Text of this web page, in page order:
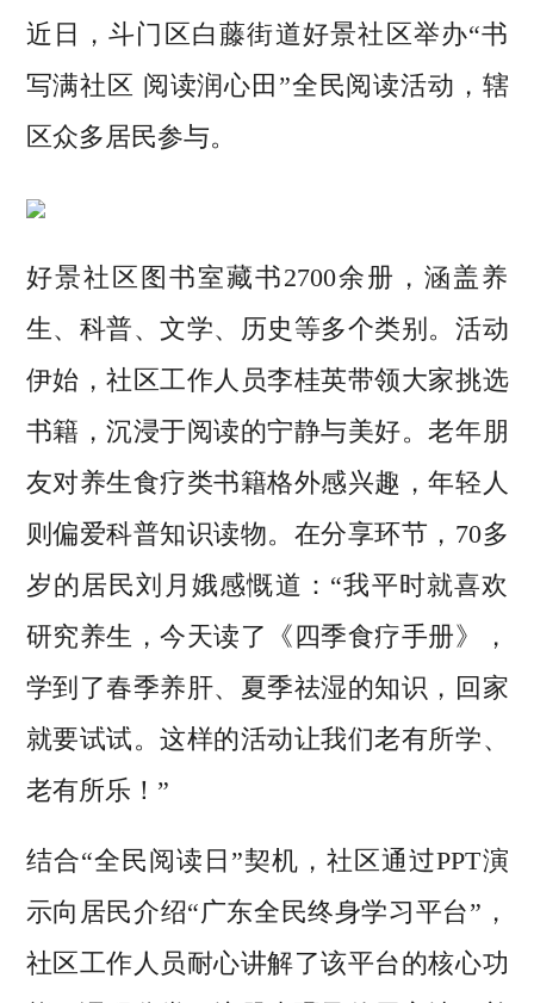
近日，斗门区白藤街道好景社区举办“书
写满社区 阅读润心田”全民阅读活动，辖
区众多居民参与。
好景社区图书室藏书2700余册，涵盖养
生、科普、文学、历史等多个类别。活动
伊始，社区工作人员李桂英带领大家挑选
书籍，沉浸于阅读的宁静与美好。老年朋
友对养生食疗类书籍格外感兴趣，年轻人
则偏爱科普知识读物。在分享环节，70多
岁的居民刘月娥感慨道：“我平时就喜欢
研究养生，今天读了《四季食疗手册》，
学到了春季养肝、夏季祛湿的知识，回家
就要试试。这样的活动让我们老有所学、
老有所乐！”
结合“全民阅读日”契机，社区通过PPT演
示向居民介绍“广东全民终身学习平台”，
社区工作人员耐心讲解了该平台的核心功